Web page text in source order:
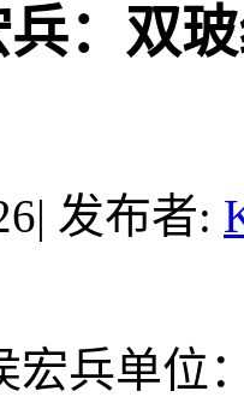
：双
| 发布者:
宏兵单位